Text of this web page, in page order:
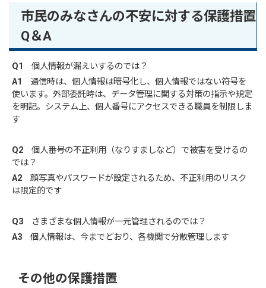
市民のみなさんの不安に対する保護措置
Q＆A
Q1
個人情報が漏えいするのでは？
A1
通信時は、個人情報は暗号化し、個人情報ではない符号を
使います。外部委託時は、データ管理に関する対策の指示や規定
を明記。システム上、個人番号にアクセスできる職員を制限しま
す
Q2 個人番号の不正利用（なりすましなど）で被害を受けるの
では？
A2 顔写真やパスワードが設定されるため、不正利用のリスク
は限定的です
Q3 さまざまな個人情報が一元管理されるのでは？
A3 個人情報は、今までどおり、各機関で分散管理します
その他の保護措置